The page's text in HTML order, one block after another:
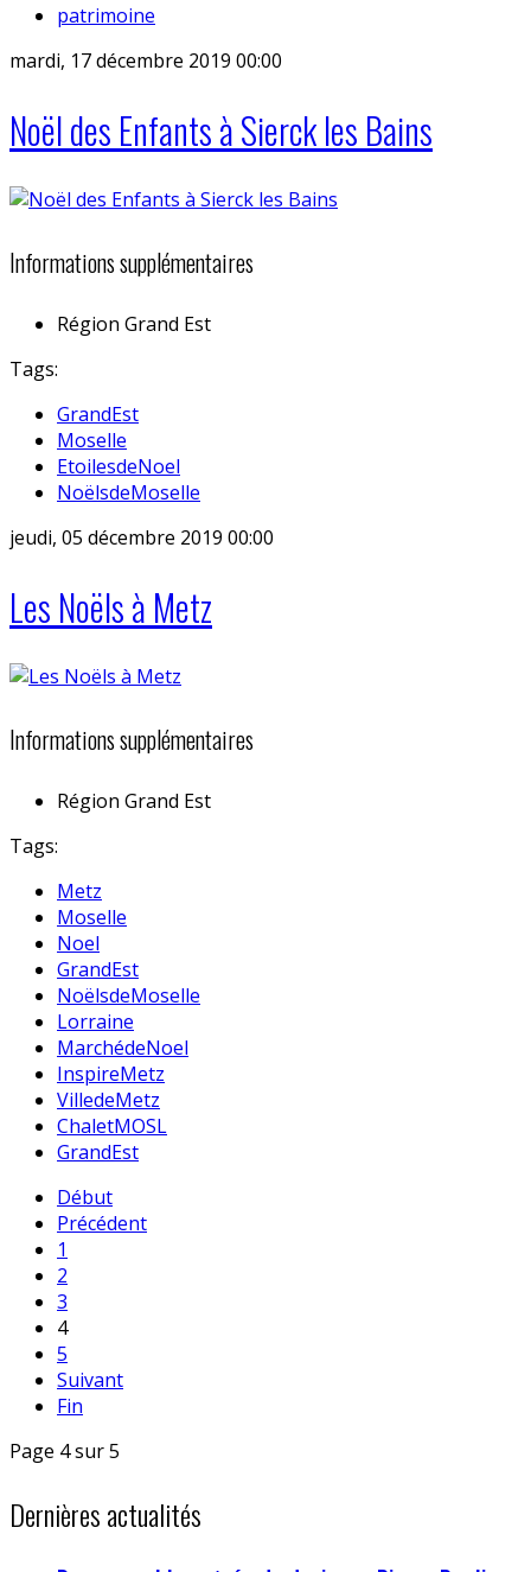
patrimoine
mardi, 17 décembre 2019 00:00
Noël des Enfants à Sierck les Bains
Informations supplémentaires
Région Grand Est
Tags:
GrandEst
Moselle
EtoilesdeNoel
NoëlsdeMoselle
jeudi, 05 décembre 2019 00:00
Les Noëls à Metz
Informations supplémentaires
Région Grand Est
Tags:
Metz
Moselle
Noel
GrandEst
NoëlsdeMoselle
Lorraine
MarchédeNoel
InspireMetz
VilledeMetz
ChaletMOSL
GrandEst
Début
Précédent
1
2
3
4
5
Suivant
Fin
Page 4 sur 5
Dernières actualités